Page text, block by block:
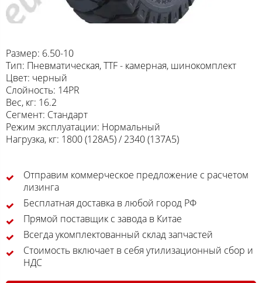
Размер: 6.50-10
Тип: Пневматическая, TTF - камерная, шинокомплект
Цвет: черный
Слойность: 14PR
Вес, кг: 16.2
Сегмент: Стандарт
Режим эксплуатации: Нормальный
Нагрузка, кг: 1800 (128A5) / 2340 (137A5)
Отправим коммерческое предложение с расчетом
лизинга
Бесплатная доставка в любой город РФ
Прямой поставщик с завода в Китае
Всегда укомплектованный склад запчастей
Стоимость включает в себя утилизационный сбор и
НДС